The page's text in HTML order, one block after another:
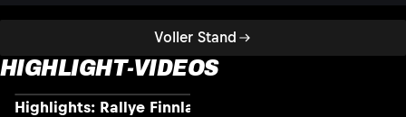
Voller Stand
HIGHLIGHT-VIDEOS
Highlights: Rallye Finnland